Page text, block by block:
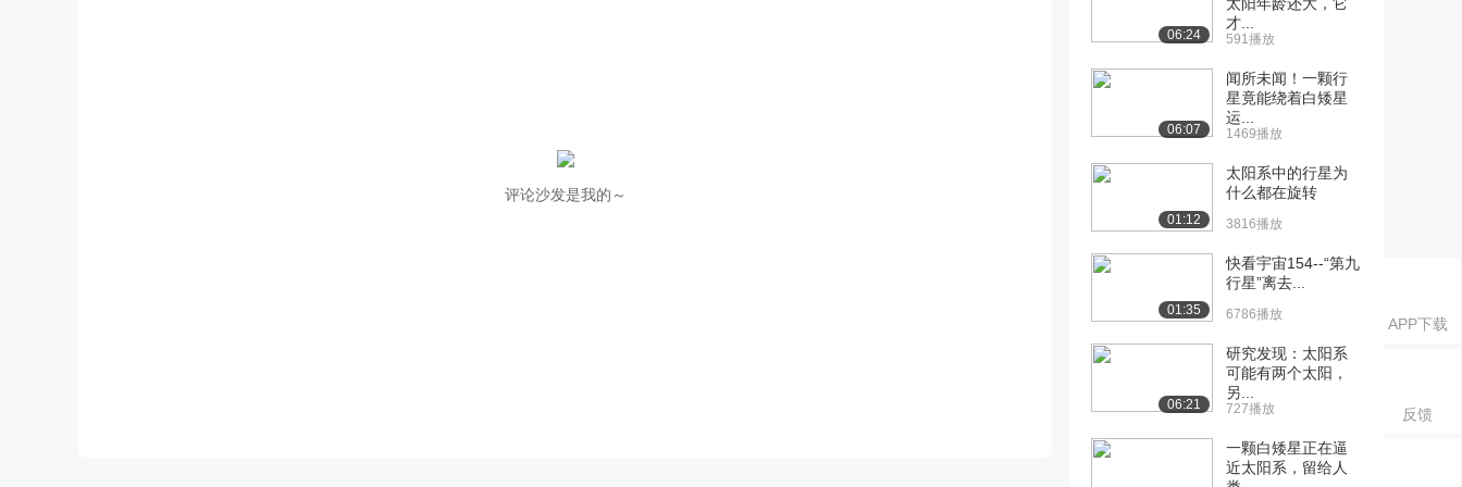
APP下载
反馈
评论沙发是我的～
06:24
才...
591播放
06:07
闻所未闻！一颗行
星竟能绕着白矮星
运...
1469播放
01:12
太阳系中的行星为
什么都在旋转
3816播放
01:35
快看宇宙154--“第九
行星”离去...
6786播放
06:21
研究发现：太阳系
可能有两个太阳，
另...
727播放
一颗白矮星正在逼
近太阳系，留给人